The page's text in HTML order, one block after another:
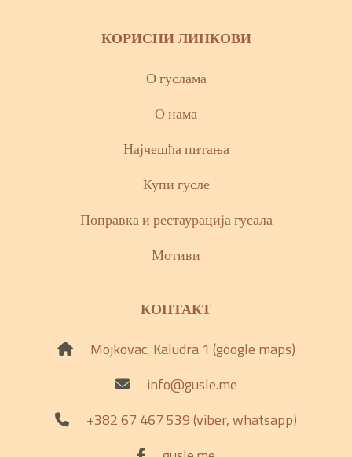
КОРИСНИ ЛИНКОВИ
О гуслама
О нама
Најчешћа питања
Купи гусле
Поправка и рестаурација гусала
Мотиви
КОНТАКТ
Mojkovac, Kaludra 1 (google maps)
info@gusle.me
+382 67 467 539 (viber, whatsapp)